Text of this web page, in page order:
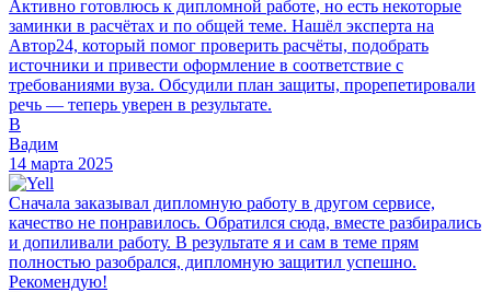
Активно готовлюсь к дипломной работе, но есть некоторые
заминки в расчётах и по общей теме. Нашёл эксперта на
Автор24, который помог проверить расчёты, подобрать
источники и привести оформление в соответствие с
требованиями вуза. Обсудили план защиты, прорепетировали
речь — теперь уверен в результате.
В
Вадим
14 марта 2025
Сначала заказывал дипломную работу в другом сервисе,
качество не понравилось. Обратился сюда, вместе разбирались
и допиливали работу. В результате я и сам в теме прям
полностью разобрался, дипломную защитил успешно.
Рекомендую!